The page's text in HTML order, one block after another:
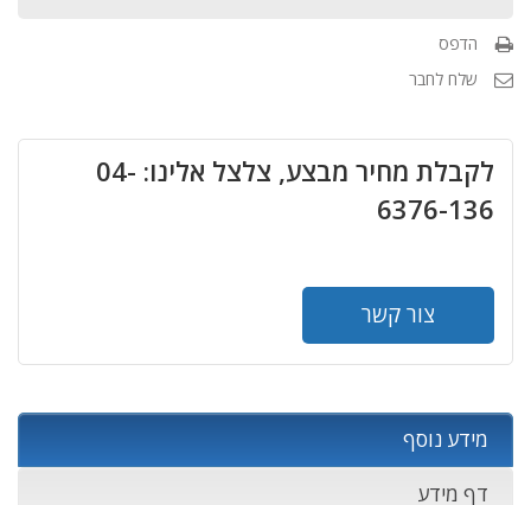
הדפס
שלח לחבר
לקבלת מחיר מבצע, צלצל אלינו: 04-
6376-136
צור קשר
מידע נוסף
דף מידע